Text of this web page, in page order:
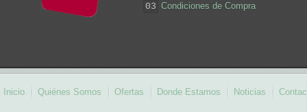
03 Condiciones de Compra
Inicio Quiénes Somos Ofertas Donde Estamos Noticias